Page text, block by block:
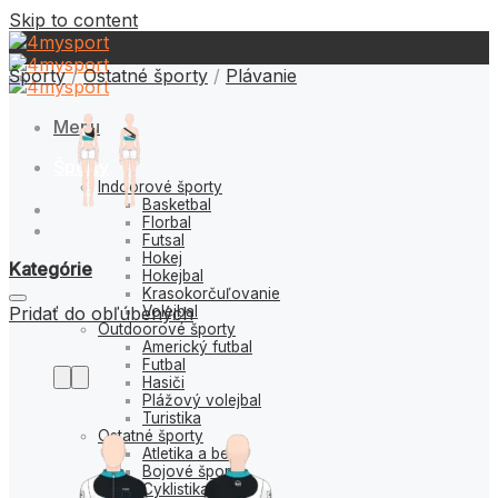
Skip to content
Menu
Športy
Indoorové športy
Basketbal
Florbal
Futsal
Hokej
Hokejbal
Krasokorčuľovanie
Volejbal
Outdoorové športy
Americký futbal
Futbal
Hasiči
Plážový volejbal
Turistika
Ostatné športy
Atletika a beh
Bojové športy
Cyklistika
Športy / Ostatné športy / Plávanie
Kategórie
Pridať do obľúbených